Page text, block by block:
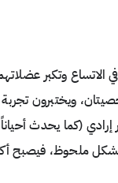
في الاتساع وتكبر
ويختبرون
(كما يحدث أحياناً
ملحوظ، فيصبح